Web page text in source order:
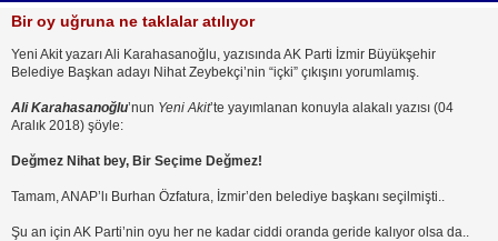
Bir oy uğruna ne taklalar atılıyor
Yeni Akit yazarı Ali Karahasanoğlu, yazısında AK Parti İzmir Büyükşehir
Belediye Başkan adayı Nihat Zeybekçi’nin “içki” çıkışını yorumlamış.
Ali Karahasanoğlu’nun Yeni Akit’te yayımlanan konuyla alakalı yazısı (04
Aralık 2018) şöyle:
Değmez Nihat bey, Bir Seçime Değmez!
Tamam, ANAP’lı Burhan Özfatura, İzmir’den belediye başkanı seçilmişti..
Şu an için AK Parti’nin oyu her ne kadar ciddi oranda geride kalıyor olsa da..